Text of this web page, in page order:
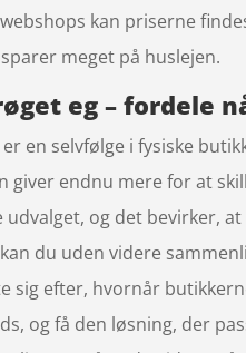
kan priserne
meget på huslejen.
eg – fordele
en selvfølge i fysiske
endnu mere for at
og det bevirker,
du uden videre
efter, hvornår
og få den løsning, der